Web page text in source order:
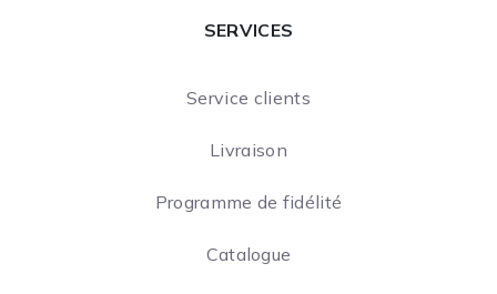
SERVICES
Service clients
Livraison
Programme de fidélité
Catalogue